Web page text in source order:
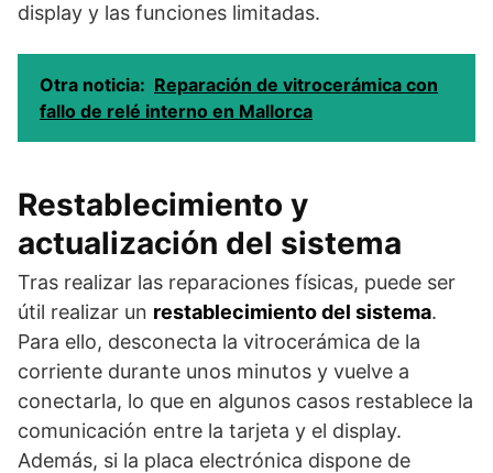
display y las funciones limitadas.
Otra noticia: Reparación de vitrocerámica con
fallo de relé interno en Mallorca
Restablecimiento y
actualización del sistema
Tras realizar las reparaciones físicas, puede ser
útil realizar un restablecimiento del sistema.
Para ello, desconecta la vitrocerámica de la
corriente durante unos minutos y vuelve a
conectarla, lo que en algunos casos restablece la
comunicación entre la tarjeta y el display.
Además, si la placa electrónica dispone de